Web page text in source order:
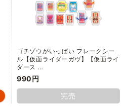
ゴチゾウがいっぱい フレークシー
ル【仮面ライダーガヴ】【仮面ライ
ダース …
990円
完売